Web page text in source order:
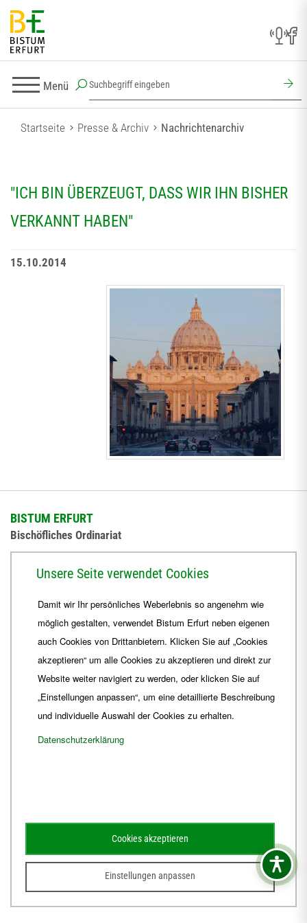
Menü
Startseite Presse & Archiv Nachrichtenarchiv
"ICH BIN ÜBERZEUGT, DASS WIR IHN BISHER
VERKANNT HABEN"
15.10.2014
BISTUM ERFURT
Bischöfliches Ordinariat
+49 361 6572-444
ordinariat Bistum-Erfurt.de
Schematismus Amtsblatt
© 2026Webdesign für Jena von der DATA HORIZON Digitalagentur
Unsere Seite verwendet Cookies
Damit wir Ihr persönliches Weberlebnis so angenehm wie
möglich gestalten, verwendet Bistum Erfurt neben eigenen
auch Cookies von Drittanbietern. Klicken Sie auf „Cookies
akzeptieren“ um alle Cookies zu akzeptieren und direkt zur
Website weiter navigiert zu werden, oder klicken Sie auf
„Einstellungen anpassen“, um eine detaillierte Beschreibung
und individuelle Auswahl der Cookies zu erhalten.
Datenschutzerklärung
Einstellungen anpassen
Cookies akzeptieren